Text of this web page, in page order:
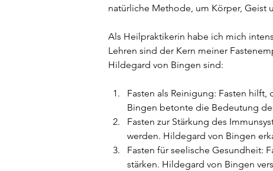
natürliche Methode, um Körper, Geist
Als Heilpraktikerin habe ich mich
Lehren sind der Kern meiner
Hildegard von Bingen sind:
Fasten als Reinigung: Fasten
Bingen betonte die Bedeutung
Fasten zur Stärkung des
werden. Hildegard von Bingen
Fasten für seelische Gesundheit:
stärken. Hildegard von Bingen